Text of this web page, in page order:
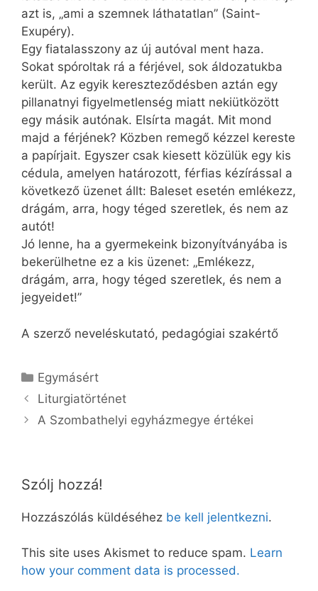
azt is, „ami a szemnek láthatatlan” (Saint-
Exupéry).
Egy fiatalasszony az új autóval ment haza.
Sokat spóroltak rá a férjével, sok áldozatukba
került. Az egyik kereszteződésben aztán egy
pillanatnyi figyelmetlenség miatt nekiütközött
egy másik autónak. Elsírta magát. Mit mond
majd a férjének? Közben remegő kézzel kereste
a papírjait. Egyszer csak kiesett közülük egy kis
cédula, amelyen határozott, férfias kézírással a
következő üzenet állt: Baleset esetén emlékezz,
drágám, arra, hogy téged szeretlek, és nem az
autót!
Jó lenne, ha a gyermekeink bizonyítványába is
bekerülhetne ez a kis üzenet: „Emlékezz,
drágám, arra, hogy téged szeretlek, és nem a
jegyeidet!”
A szerző neveléskutató, pedagógiai szakértő
Kategória
Egymásért
Liturgiatörténet
A Szombathelyi egyházmegye értékei
Szólj hozzá!
Hozzászólás küldéséhez be kell jelentkezni.
This site uses Akismet to reduce spam. Learn
how your comment data is processed.